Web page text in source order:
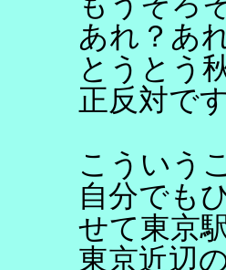
あれ？あ
とうとう
正反対です
こういう
自分でも
せて東京
東京近辺